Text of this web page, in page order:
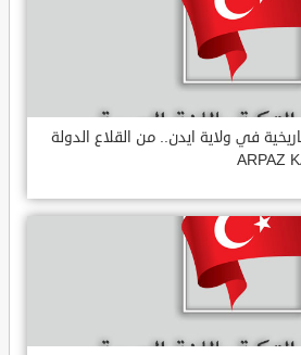
في ولاية ايدن.. من القلاع الدولة